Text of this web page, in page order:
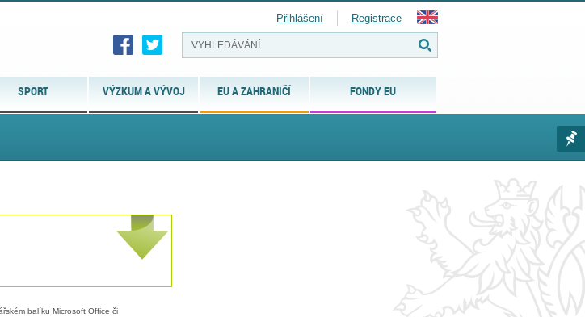
SPORT VÝZKUM A VÝVOJ EU A ZAHRANIČÍ FONDY EU
Přihlášení Registrace
balíku Microsoft Office či